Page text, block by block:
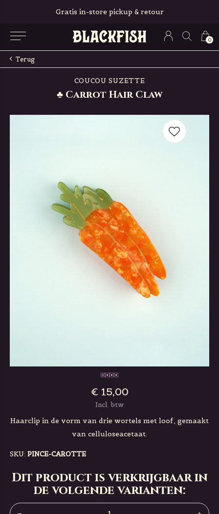
0
Gratis in-store pickup & retour
Terug
COUCOU SUZETTE
♣ Carrot Hair Claw
€ 15,00
Incl. btw
Haarclip in de vorm van drie wortels met loof, gemaakt
van celluloseacetaat.
SKU: PINCE-CAROTTE
Dit product is verkrijgbaar in
de volgende varianten: